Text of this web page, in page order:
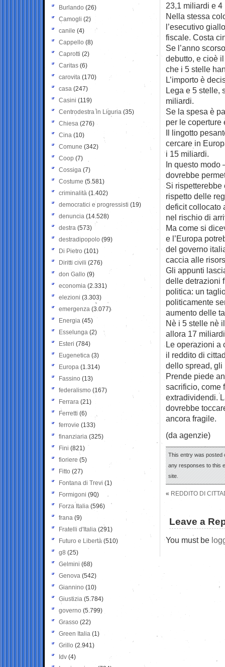
23,1 miliardi e
Nella stessa
l’esecutivo
fiscale. Costa
Se l’anno
debutto, e cioè
che i 5 stelle
L’importo è
Lega e 5 stelle,
miliardi.
Se la spesa è
per le coperture
Il lingotto
cercare in
i 15 miliardi.
In questo modo
dovrebbe
Si
rispetto delle
deficit collocato
nel rischio di
Ma come si
e l’Europa
del governo
caccia alle
Gli appunti
delle detrazioni
politica: un
politicamente
aumento delle
Nè i 5 stelle nè
allora 17
Le operazioni a
il reddito di
dello spread, gli
Prende piede
sacrificio, come
extradividendi.
dovrebbe
ancora fragile.
(da agenzie)
This entry was posted
any responses to this
site.
« REDDITO DI
Leave a
You must be
Burlando (26)
Camogli (2)
canile (4)
Cappello (8)
Caprotti (2)
Caritas (6)
carovita (170)
casa (247)
Casini (119)
Centrodestra in Liguria (35)
Chiesa (276)
Cina (10)
Comune (342)
Coop (7)
Cossiga (7)
Costume (5.581)
criminalità (1.402)
democratici e progressisti (19)
denuncia (14.528)
destra (573)
destradipopolo (99)
Di Pietro (101)
Diritti civili (276)
don Gallo (9)
economia (2.331)
elezioni (3.303)
emergenza (3.077)
Energia (45)
Esselunga (2)
Esteri (784)
Eugenetica (3)
Europa (1.314)
Fassino (13)
federalismo (167)
Ferrara (21)
Ferretti (6)
ferrovie (133)
finanziaria (325)
Fini (821)
fioriere (5)
Fitto (27)
Fontana di Trevi (1)
Formigoni (90)
Forza Italia (596)
frana (9)
Fratelli d'Italia (291)
Futuro e Libertà (510)
g8 (25)
Gelmini (68)
Genova (542)
Giannino (10)
Giustizia (5.784)
governo (5.799)
Grasso (22)
Green Italia (1)
Grillo (2.941)
Idv (4)